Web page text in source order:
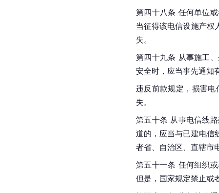
第四十八条 任何单位
当征得该电信设施产权
失。
第四十九条 从事施工
安全时，应当事先通知
违反前款规定，损害
失。
第五十条 从事电信线
道的，应当与已建电信
者省、自治区、直辖市
第五十一条 任何组织
但是，国家规定禁止或